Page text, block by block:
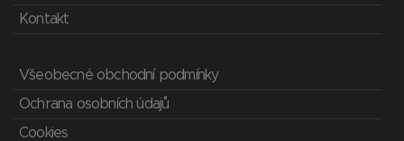
Kontakt
Všeobecné obchodní podmínky
Ochrana osobních údajů
Cookies